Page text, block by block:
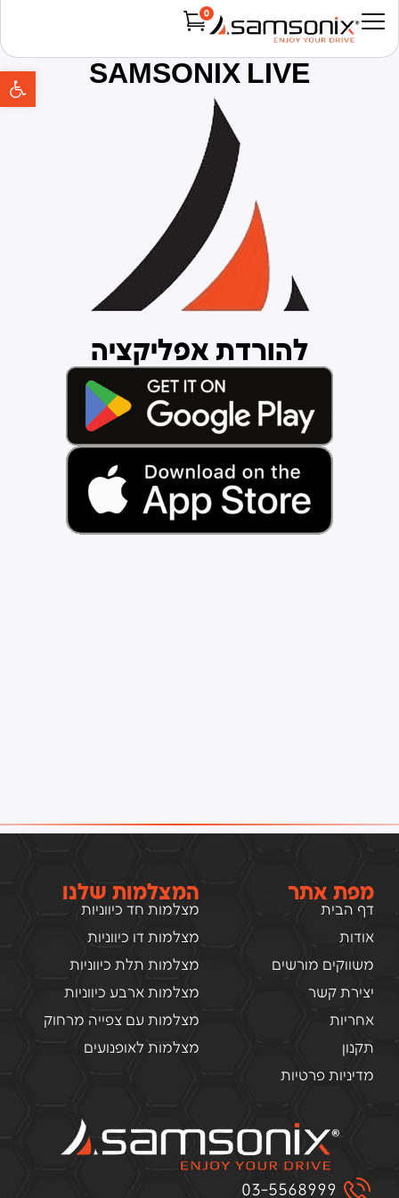
0
SAMSONIX LIVE
להורדת אפליקציה
מפת אתר
דף הבית
אודות
משווקים מורשים
יצירת קשר
אחריות
תקנון
מדיניות פרטיות
המצלמות שלנו
מצלמות חד כיווניות
מצלמות דו כיווניות
מצלמות תלת כיווניות
מצלמות ארבע כיווניות
מצלמות עם צפייה מרחוק
מצלמות לאופנועים
03-5568999